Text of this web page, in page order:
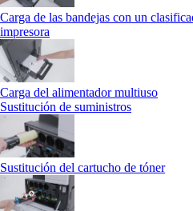
Carga de las bandejas con un
impresora
Carga del alimentador multiuso
Sustitución de suministros
Sustitución del cartucho de tóner